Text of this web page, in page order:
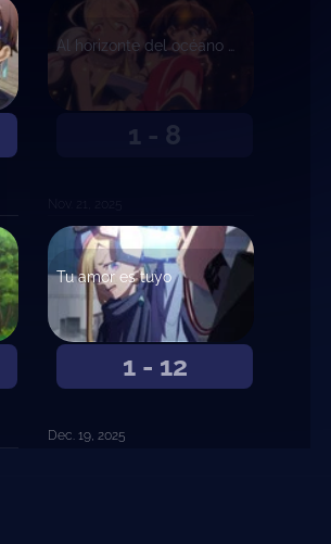
1 - 8
1 - 12
Tu amor es tuyo
Dec. 19, 2025